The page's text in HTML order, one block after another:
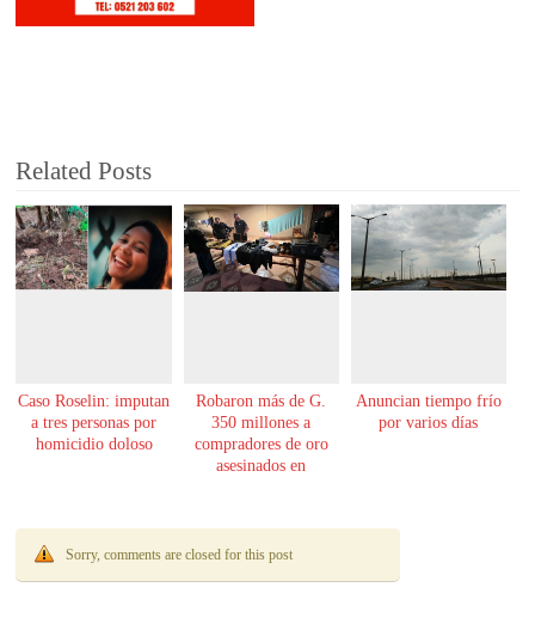
Related Posts
Caso Roselin: imputan
a tres personas por
homicidio doloso
Robaron más de G.
350 millones a
compradores de oro
asesinados en
Anuncian tiempo frío
por varios días
Sorry, comments are closed for this post